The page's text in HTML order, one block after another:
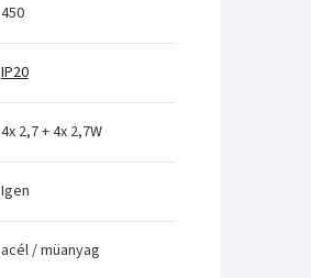
450
IP20
4x 2,7 + 4x 2,7W
Igen
acél / müanyag